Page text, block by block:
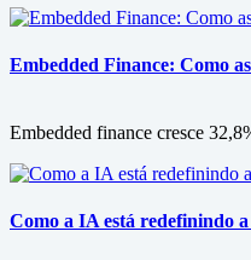
Embedded Finance: Como
Embedded finance cresce
Como a IA está redefinindo